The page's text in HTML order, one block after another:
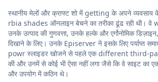
स्थानीय मेलों और क्राफ्ट शो में getting के अपने व्यवसाय
rbia shades ऑनलाइन बेचने का तरीका ढूंढ रही थी।
उनके उत्पाद की गुणवत्ता, उनके हल्के और एर्गोनोमिक
दिखाने के लिए। उनके Episerver ने इसके लिए पर्याप्त
powr स्लाइडर खोजने से पहले एक different third-
की और उनमें से कोई भी ऐसा नहीं लगा जैसे कि वे साइट का
और उपयोग में कठिन थे।